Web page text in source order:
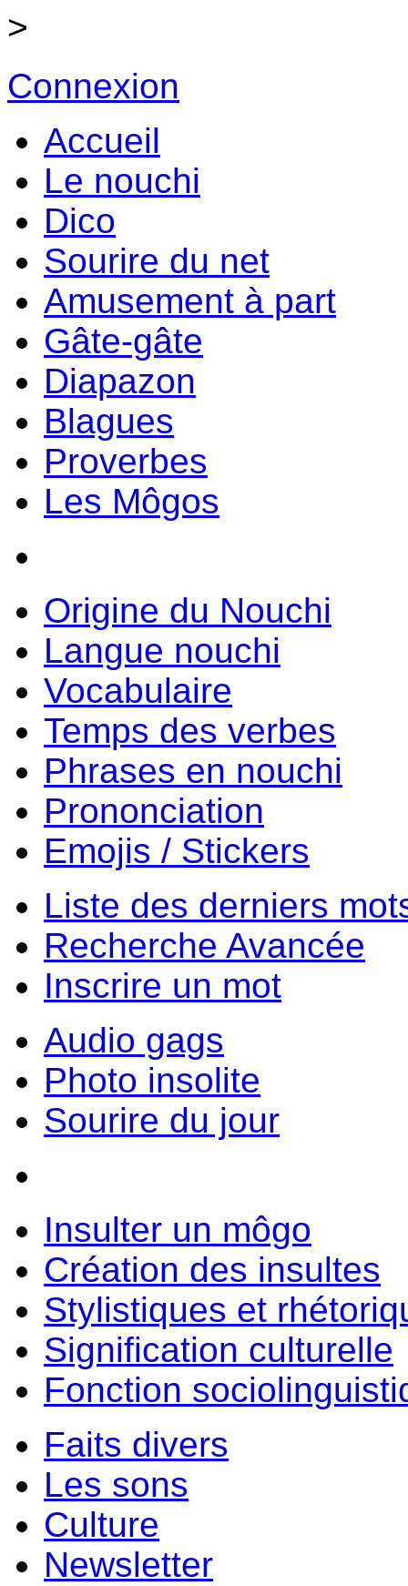
>
Connexion
Accueil
Le nouchi
Dico
Sourire du net
Amusement à part
Gâte-gâte
Diapazon
Blagues
Proverbes
Les Môgos
Origine du Nouchi
Langue nouchi
Vocabulaire
Temps des verbes
Phrases en nouchi
Prononciation
Emojis / Stickers
Liste des derniers
Recherche Avancée
Inscrire un mot
Audio gags
Photo insolite
Sourire du jour
Insulter un môgo
Création des insultes
Stylistiques et
Signification culturelle
Fonction
Faits divers
Les sons
Culture
Newsletter